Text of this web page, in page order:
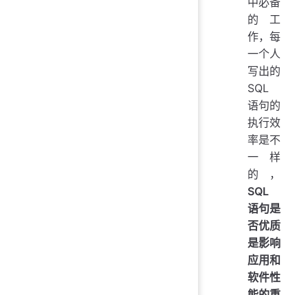
的工
作，每
一个人
写出的
SQL
语句的
执行效
率是不
一样
的，
SQL
语句是
否优质
是影响
应用和
软件性